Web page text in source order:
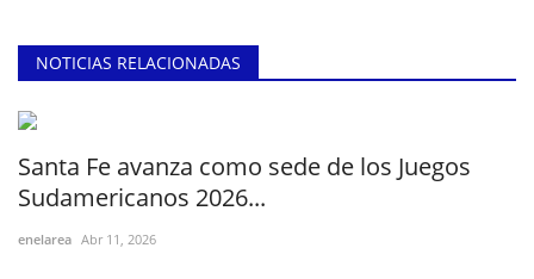
NOTICIAS RELACIONADAS
Santa Fe avanza como sede de los Juegos
Sudamericanos 2026...
enelarea Abr 11, 2026